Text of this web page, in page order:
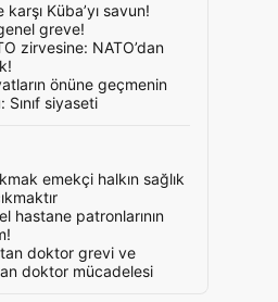
Küba’yı savun!
greve!
zirvesine: NATO’dan
önüne geçmenin
siyaseti
emekçi halkın sağlık
hastane patronlarının
doktor grevi ve
doktor mücadelesi